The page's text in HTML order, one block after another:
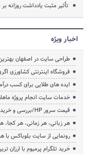
تأثیر مثبت یادداشت روزانه
اخبار ویژه
طراحی سایت در اصفهان
فروشگاه اینترنتی کشاورزی
ایده های طلایی برای کسب
خدمات سایت انجام پروژه
قیمت سرور HP/بررسی و خرید سرور اچ پی
هر زبانی، هر زمانی، هر کجا،
رونمایی از سایت بلوباکس
خرید تلگرام پرمیوم با ارزان